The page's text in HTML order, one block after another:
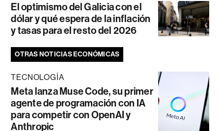
El optimismo del Galicia con el
dólar y qué espera de la inflación
y tasas para el resto del 2026
OTRAS NOTICIAS ECONÓMICAS
TECNOLOGÍA
Meta lanza Muse Code, su primer
agente de programación con IA
para competir con OpenAI y
Anthropic